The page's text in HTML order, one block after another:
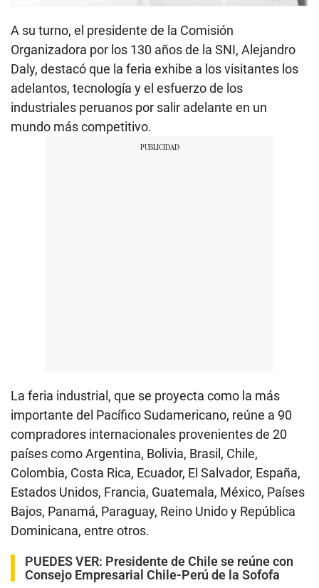
A su turno, el presidente de la Comisión
Organizadora por los 130 años de la SNI, Alejandro
Daly, destacó que la feria exhibe a los visitantes los
adelantos, tecnología y el esfuerzo de los
industriales peruanos por salir adelante en un
mundo más competitivo.
La feria industrial, que se proyecta como la más
importante del Pacífico Sudamericano, reúne a 90
compradores internacionales provenientes de 20
países como Argentina, Bolivia, Brasil, Chile,
Colombia, Costa Rica, Ecuador, El Salvador, España,
Estados Unidos, Francia, Guatemala, México, Países
Bajos, Panamá, Paraguay, Reino Unido y República
Dominicana, entre otros.
PUEDES VER: Presidente de Chile se reúne con
Consejo Empresarial Chile-Perú de la Sofofa